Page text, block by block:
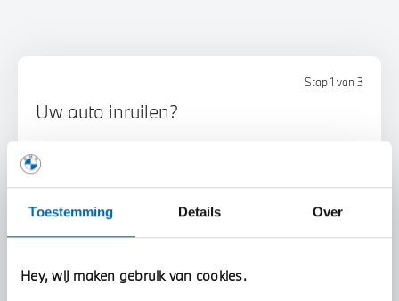
Toestemming Details Over
Hey, wij maken gebruik van cookies.
Stap 1 van 3
Uw auto inruilen?
Voorstel aanvragen